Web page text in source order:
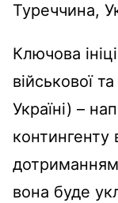
Туреччина,
Ключова
військової
Україні) –
контингенту
вона буде